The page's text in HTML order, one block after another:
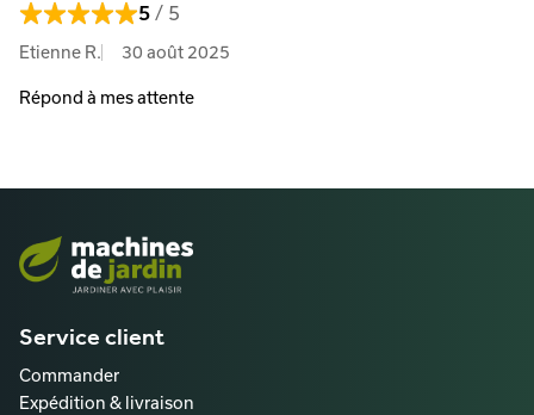
5 / 5
Etienne R. 30 août 2025
Répond à mes attente
Service client
Commander
Expédition & livraison